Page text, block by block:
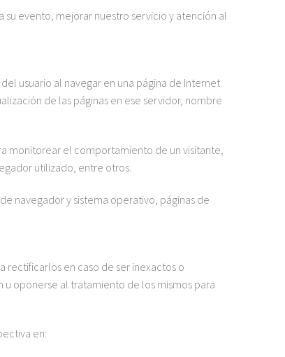
evento, mejorar nuestro servicio y atención al
usuario al navegar en una página de Internet
de las páginas en ese servidor, nombre
monitorear el comportamiento de un visitante,
utilizado, entre otros.
navegador y sistema operativo, páginas de
rectificarlos en caso de ser inexactos o
u oponerse al tratamiento de los mismos para
en: